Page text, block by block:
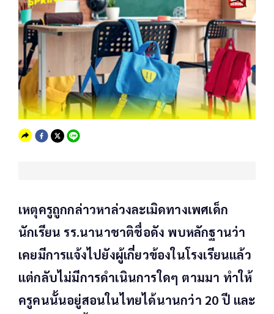
เหตุครูถูกกล่าวหาล่วงละเมิดทางเพศเด็ก
นักเรียน รร.นานาชาติชื่อดัง พบหลักฐานว่า
เคยมีการแจ้งไปยังผู้เกี่ยวข้องในโรงเรียนแล้ว
แต่กลับไม่มีการดำเนินการใดๆ ตามมา ทำให้
ครูคนนั้นอยู่สอนในไทยได้นานกว่า 20 ปี และ